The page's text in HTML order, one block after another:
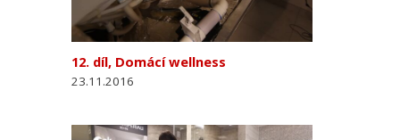
12. díl, Domácí wellness
23.11.2016